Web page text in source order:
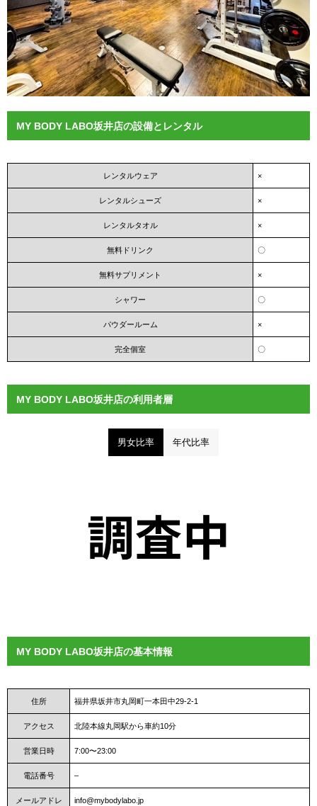
MY BODY LABO坂井店の設備とレンタル
レンタルウェア ×
レンタルシューズ ×
レンタルタオル ×
無料ドリンク 〇
無料サプリメント ×
シャワー 〇
パウダールーム ×
完全個室 〇
MY BODY LABO坂井店の利用者層
男女比率 年代比率
MY BODY LABO坂井店の基本情報
住所 福井県坂井市丸岡町一本田中29-2-1
アクセス 北陸本線丸岡駅から車約10分
営業日時 7:00〜23:00
電話番号 –
メールアドレ
info@mybodylabo.jp